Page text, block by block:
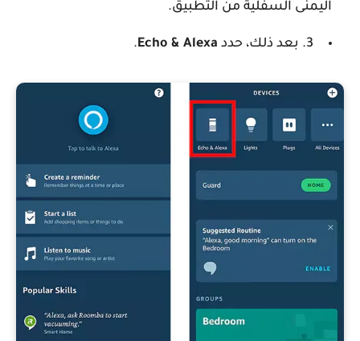
اليمنى السفلية من التطبيق.
3. بعد ذلك، حدد Echo & Alexa
.